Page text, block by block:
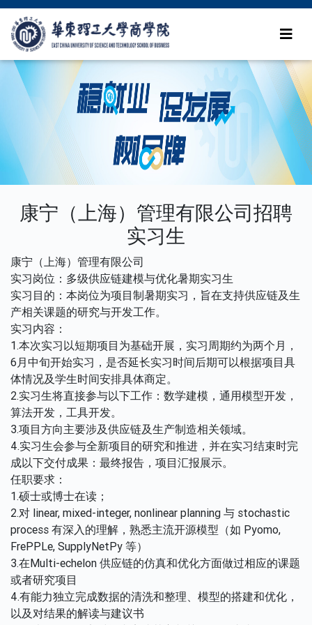
康宁（上海）管理有限公司招聘
实习生
康宁（上海）管理有限公司
实习岗位：多级供应链建模与优化暑期实习生
实习目的：本岗位为项目制暑期实习，旨在支持供应链及生
产相关课题的研究与开发工作。
实习内容：
1.本次实习以短期项目为基础开展，实习周期约为两个月，
6月中旬开始实习，是否延长实习时间后期可以根据项目具
体情况及学生时间安排具体商定。
2.实习生将直接参与以下工作：数学建模，通用模型开发，
算法开发，工具开发。
3.项目方向主要涉及供应链及生产制造相关领域。
4.实习生会参与全新项目的研究和推进，并在实习结束时完
成以下交付成果：最终报告，项目汇报展示。
任职要求：
1.硕士或博士在读；
2.对 linear, mixed-integer, nonlinear planning 与 stochastic
process 有深入的理解，熟悉主流开源模型（如 Pyomo,
FrePPLe, SupplyNetPy 等）
3.在Multi-echelon 供应链的仿真和优化方面做过相应的课题
或者研究项目
4.有能力独立完成数据的清洗和整理、模型的搭建和优化，
以及对结果的解读与建议书